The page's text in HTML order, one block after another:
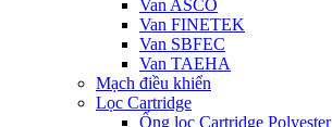
Van ASCO
Van FINETEK
Van SBFEC
Van TAEHA
Mạch điều khiển
Lọc Cartridge
Ống lọc Cartridge Polyester